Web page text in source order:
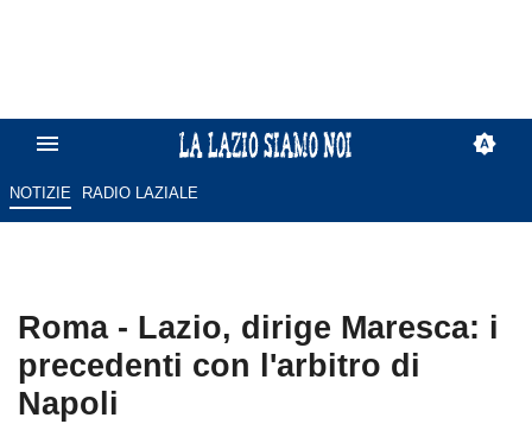
NOTIZIE RADIO LAZIALE
Roma - Lazio, dirige Maresca: i
precedenti con l'arbitro di
Napoli